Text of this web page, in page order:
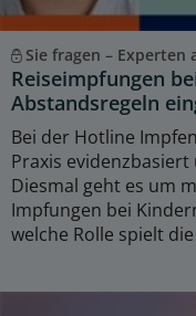
Sie fragen – Experten
Reiseimpfungen
Abstandsregeln
Bei der Hotline
Praxis
Diesmal geht es um
Impfungen bei
welche Rolle spielt